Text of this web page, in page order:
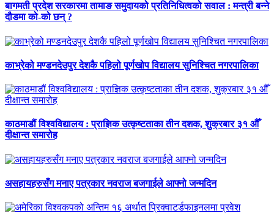
बागमती प्रदेश सरकारमा तामाङ समुदायको प्रतिनिधित्वको सवाल : मन्त्री बन्ने
दौडमा को‐को छन् ?
काभ्रेको मण्डनदेउपुर देशकै पहिलो पूर्णखोप विद्यालय सुनिश्चित नगरपालिका
काठमाडौं विश्वविद्यालय : प्राज्ञिक उत्कृष्टताका तीन दशक, शुक्रबार ३१ औँ
दीक्षान्त समारोह
असहायहरुसँग मनाए पत्रकार नवराज बजगाईले आफ्नो जन्मदिन